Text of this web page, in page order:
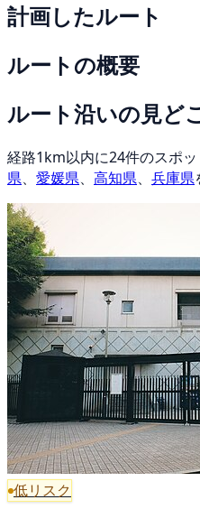
計画したルート
ルートの概要
ルート沿いの見ど
経路1km以内に24件のスポッ
県、 愛媛県、 高知県、 兵庫県
低リスク